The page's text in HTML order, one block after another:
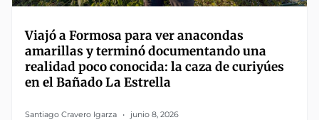
Viajó a Formosa para ver anacondas
amarillas y terminó documentando una
realidad poco conocida: la caza de curiyúes
en el Bañado La Estrella
Santiago Cravero Igarza junio 8, 2026